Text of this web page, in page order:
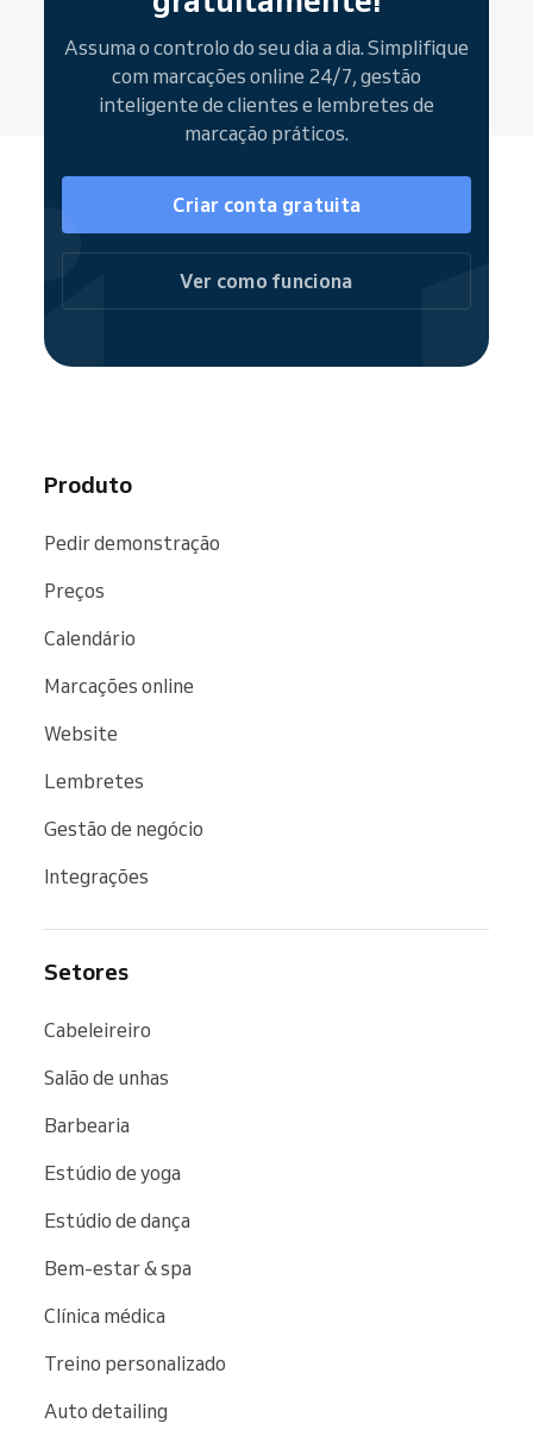
diretamente no seu site e redes sociais para
auto-marcações rápidas e fáceis. Direcione os
utilizadores para a sua página de marcações
completa ou agende serviços individuais no
momento.
Ao fazer parte da comunidade Reservio, o seu
em motores de busca e sites como
Assuma o controlo do seu dia a dia. Simplifique
com marcações online 24/7, gestão
inteligente de clientes e lembretes de
marcação práticos.
Criar conta gratuita
Ver como funciona
Produto
Pedir demonstração
Preços
Calendário
Marcações online
Website
Lembretes
Gestão de negócio
Integrações
Setores
Cabeleireiro
Salão de unhas
Barbearia
Estúdio de yoga
Estúdio de dança
Bem-estar & spa
Clínica médica
Treino personalizado
Auto detailing